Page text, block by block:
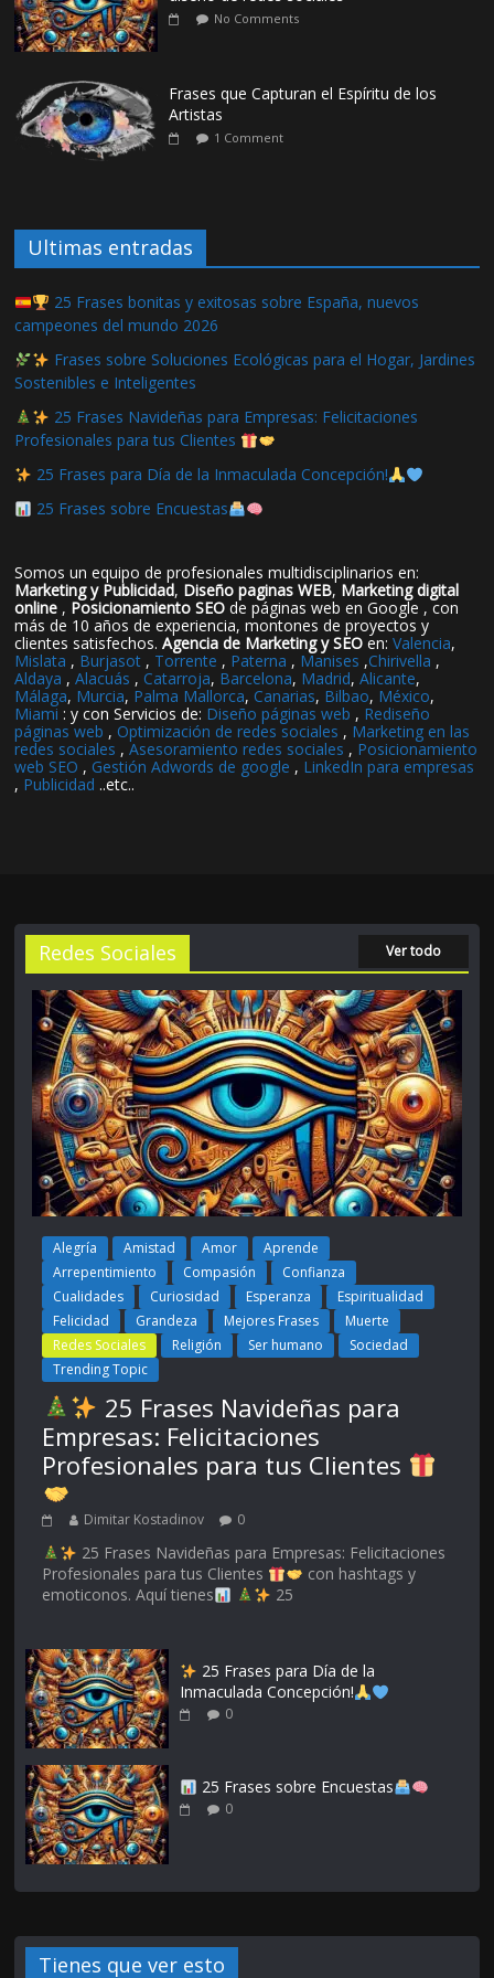
No Comments
Frases que Capturan el Espíritu de los
Artistas
1 Comment
Ultimas entradas
25 Frases bonitas y exitosas sobre España, nuevos
campeones del mundo 2026
Frases sobre Soluciones Ecológicas para el Hogar, Jardines
Sostenibles e Inteligentes
25 Frases Navideñas para Empresas: Felicitaciones
Profesionales para tus Clientes
25 Frases para Día de la Inmaculada Concepción!
25 Frases sobre Encuestas
Somos un equipo de profesionales multidisciplinarios en:
Marketing y Publicidad, Diseño paginas WEB, Marketing digital
online , Posicionamiento SEO de páginas web en Google , con
más de 10 años de experiencia, montones de proyectos y
clientes satisfechos.Agencia de Marketing y SEO en:Valencia,
Mislata , Burjasot , Torrente , Paterna , Manises ,Chirivella ,
Aldaya ,Alacuás , Catarroja, Barcelona, Madrid,Alicante,
Málaga, Murcia, Palma Mallorca, Canarias, Bilbao, México,
Miami : y con Servicios de: Diseño páginas web , Rediseño
páginas web , Optimización de redes sociales , Marketing en las
redes sociales ,Asesoramiento redes sociales , Posicionamiento
web SEO , Gestión Adwords de google , LinkedIn para empresas
, Publicidad ..etc..
Redes Sociales Ver todo
Alegría Amistad Amor
Aprende
Arrepentimiento
Compasión
Confianza
Cualidades
Curiosidad Esperanza
Espiritualidad
Felicidad
Grandeza Mejores Frases
Muerte
Redes Sociales
Religión Ser humano
Sociedad
Trending Topic
25 Frases Navideñas para
Empresas: Felicitaciones
Profesionales para tus Clientes
Dimitar Kostadinov 0
25 Frases Navideñas para Empresas: Felicitaciones
Profesionales para tus Clientes
con hashtags y
emoticonos. Aquí tienes
25
25 Frases para Día de la
Inmaculada Concepción!
0
25 Frases sobre Encuestas
0
Tienes que ver esto